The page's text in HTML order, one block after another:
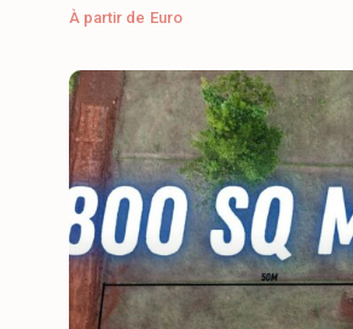
À partir de Euro